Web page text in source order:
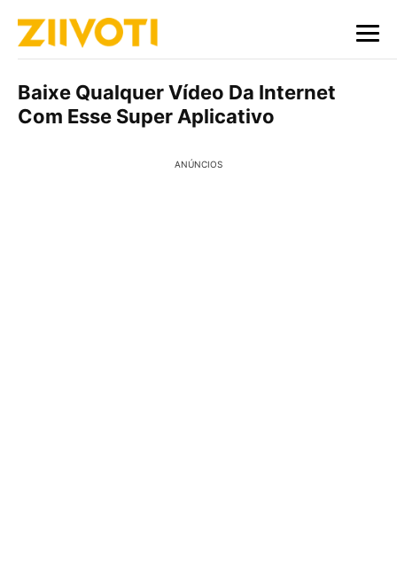
Baixe Qualquer Vídeo Da Internet
Com Esse Super Aplicativo
ANÚNCIOS